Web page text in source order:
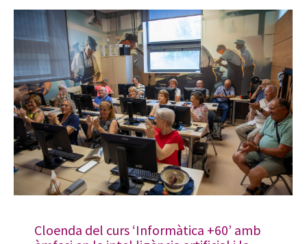
Cloenda del curs ‘Informàtica +60’ amb